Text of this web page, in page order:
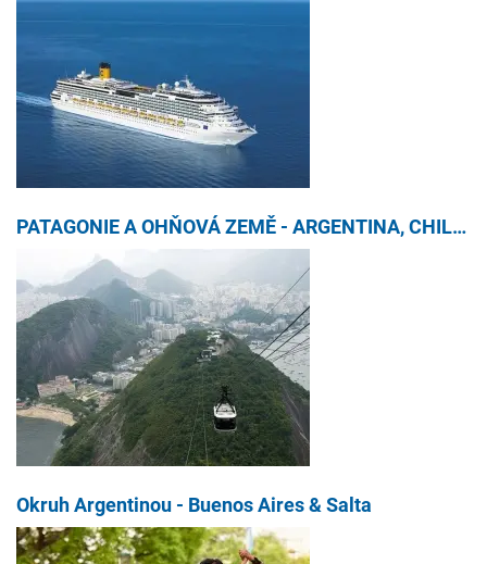
PATAGONIE A OHŇOVÁ ZEMĚ - ARGENTINA, CHILE S PRODLOUŽENÍM O IGUAZÚ A RIO DE JANEIRO
Okruh Argentinou - Buenos Aires & Salta